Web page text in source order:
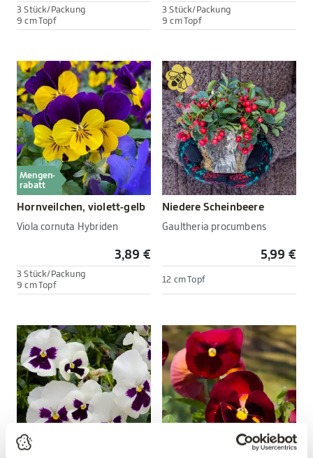
3 Stück/Packung
9 cm Topf
3 Stück/Packung
9 cm Topf
Mengen-
rabatt
Hornveilchen, violett-gelb
Viola cornuta Hybriden
3,89 €
3 Stück/Packung
9 cm Topf
Niedere Scheinbeere
Gaultheria procumbens
5,99 €
12 cm Topf
Mengen-
rabatt